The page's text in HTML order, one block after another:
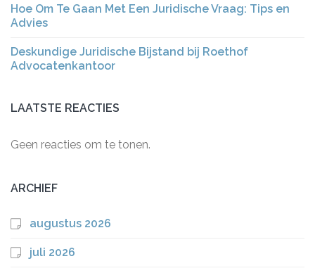
Hoe Om Te Gaan Met Een Juridische Vraag: Tips en
Advies
Deskundige Juridische Bijstand bij Roethof
Advocatenkantoor
LAATSTE REACTIES
Geen reacties om te tonen.
ARCHIEF
augustus 2026
juli 2026